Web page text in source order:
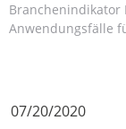
Branchenindikator
Anwendungsfälle
07/20/2020